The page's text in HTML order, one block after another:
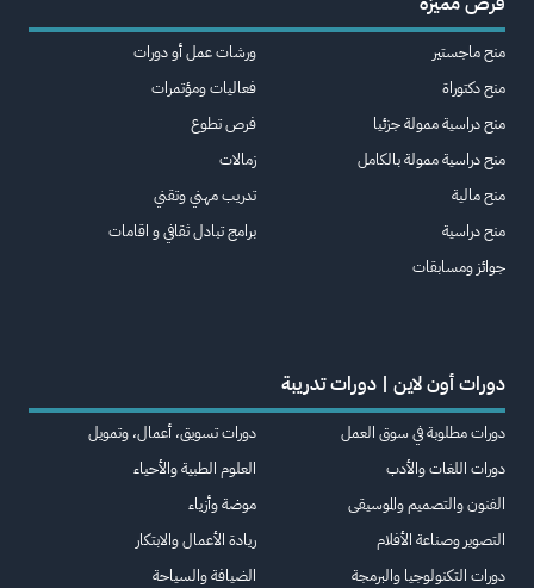
منح ماجستير
منح دكتوراة
منح دراسية ممولة جزئيا
منح دراسية ممولة بالكامل
منح مالية
منح دراسية
جوائز ومسابقات
ورشات عمل أو دورات
فعاليات ومؤتمرات
فرص تطوع
زمالات
تدريب مهني وتقني
برامج تبادل ثقافي و اقامات
دورات أون لاين | دورات تدريبة
دورات مطلوبة في سوق العمل
دورات اللغات والأدب
الفنون والتصميم والموسيقى
التصوير وصناعة الأفلام
دورات التكنولوجيا والبرمجة
دورات تسويق، أعمال، وتمويل
العلوم الطبية والأحياء
موضة وأزياء
ريادة الأعمال والابتكار
الضيافة والسياحة